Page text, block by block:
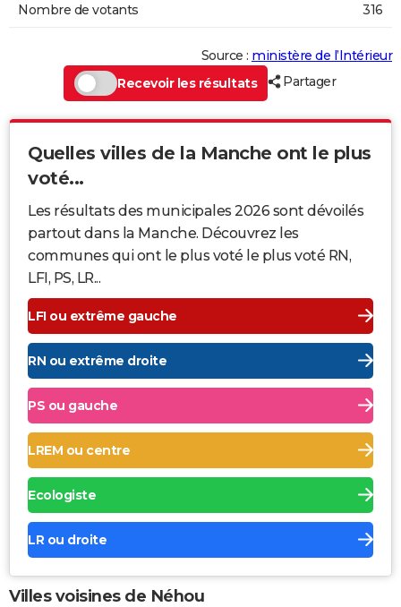
Nombre de votants 316
Source : ministère de l’Intérieur
Recevoir les résultats
Partager
Quelles villes de la Manche ont le plus
voté...
Les résultats des municipales 2026 sont dévoilés
partout dans la Manche. Découvrez les
communes qui ont le plus voté le plus voté RN,
LFI, PS, LR...
LFI ou extrême gauche
RN ou extrême droite
PS ou gauche
LREM ou centre
Ecologiste
LR ou droite
Villes voisines de Néhou